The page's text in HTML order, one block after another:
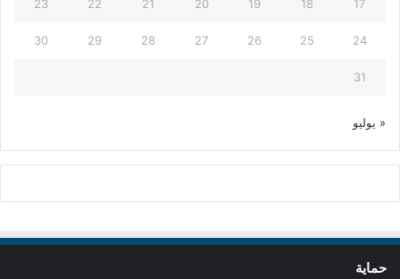
17
18
19
20
21
22
23
24
25
26
27
28
29
30
31
« يوليو
حماية